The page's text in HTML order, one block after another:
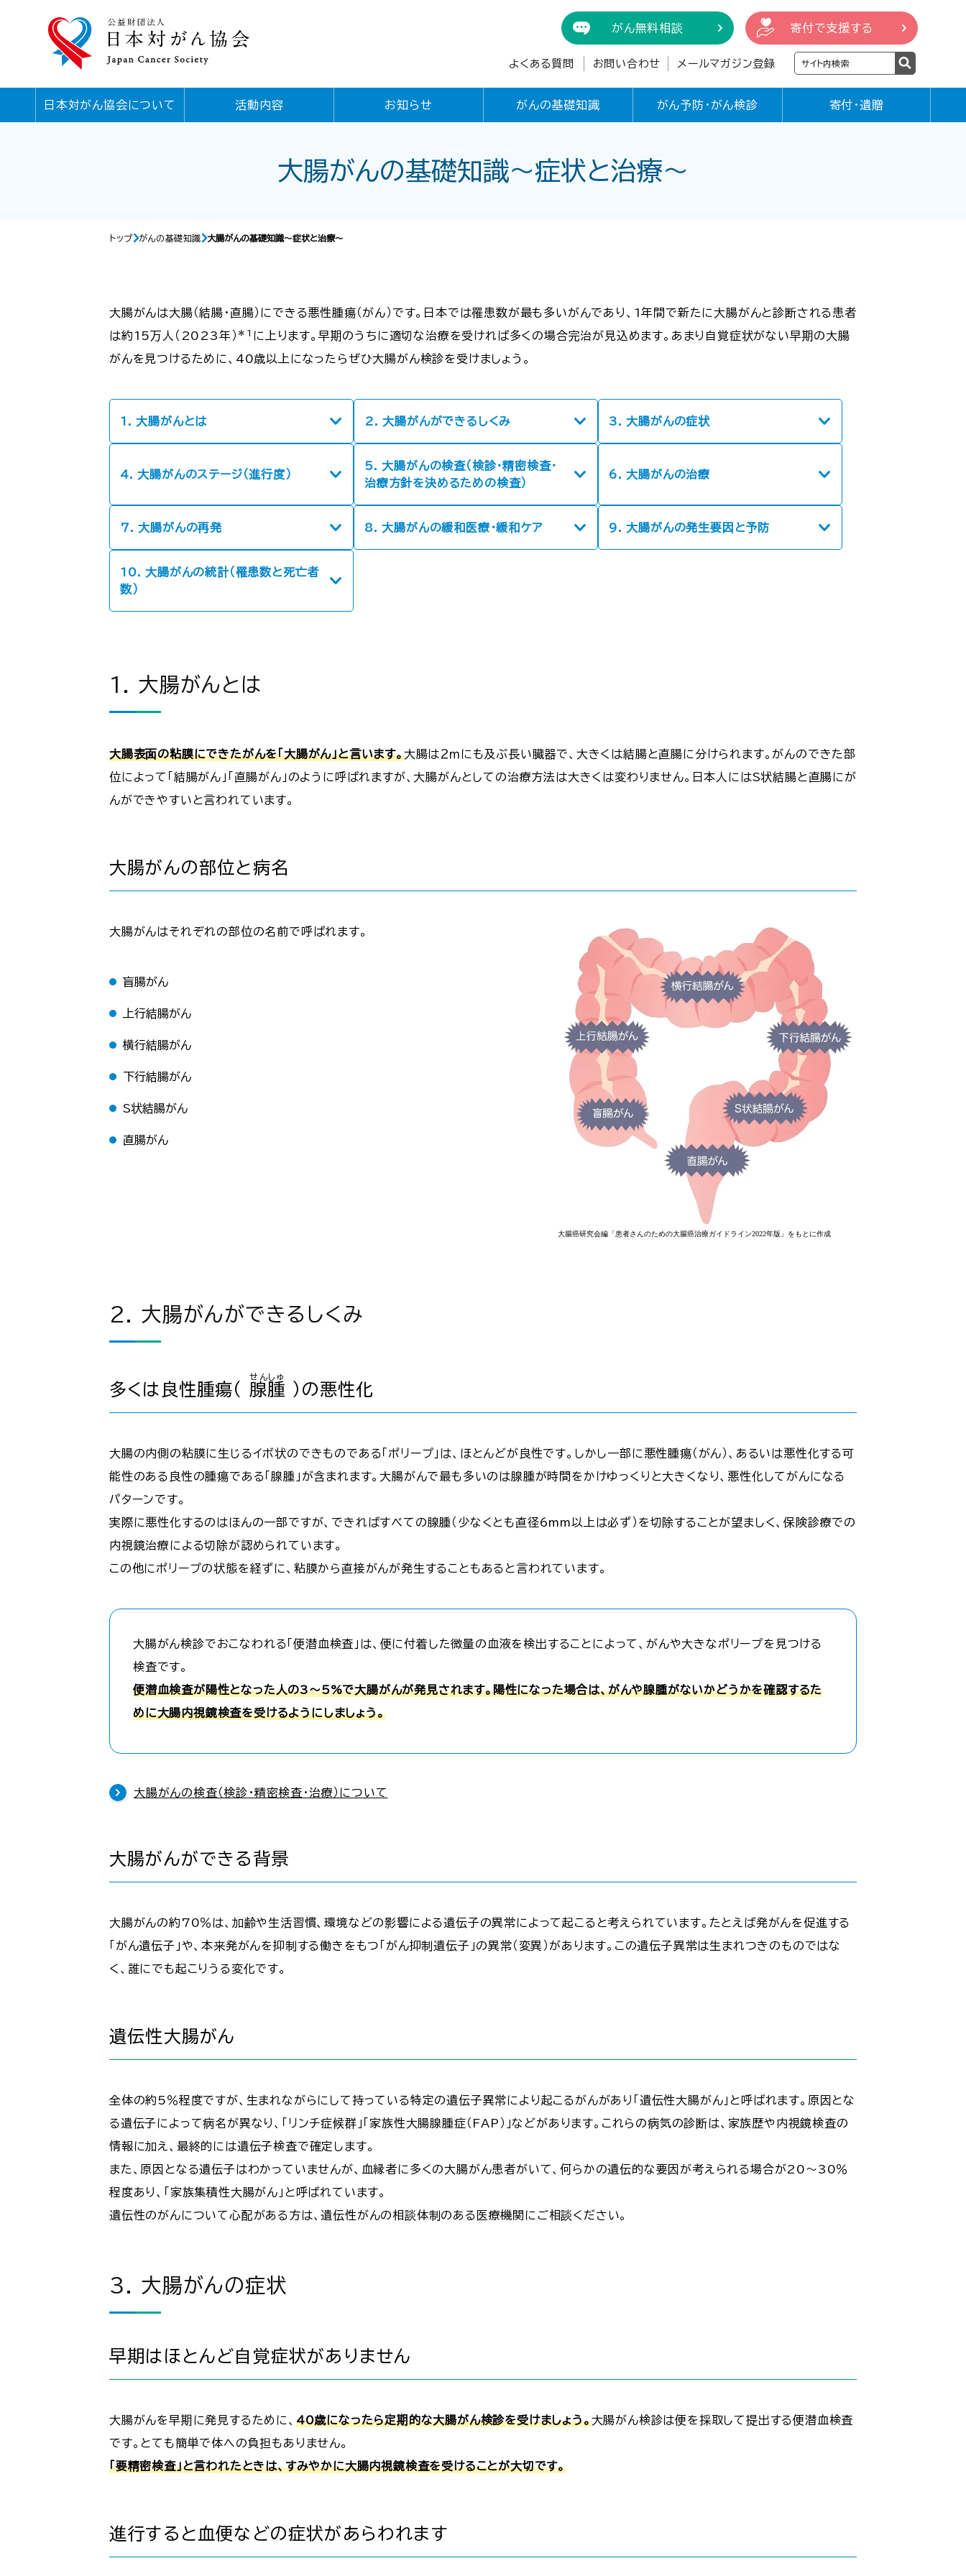
がん無料相談 寄付で支援する
よくある質問 お問い合わせ メールマガジン登録
日本対がん協会について 活動内容 お知らせ がんの基礎知識 がん予防・がん検診 寄付・遺贈
大腸がんの基礎知識〜症状と治療〜
トップ がんの基礎知識 大腸がんの基礎知識〜症状と治療〜
大腸がんは大腸（結腸・直腸）にできる悪性腫瘍（がん）です。日本では罹患数が最も多いがんであり、1年間で新たに大腸がんと診断される患者
は約15万人（2023年） ＊1 に上ります。早期のうちに適切な治療を受ければ多くの場合完治が見込めます。あまり自覚症状がない早期の大腸
がんを見つけるために、40歳以上になったらぜひ大腸がん検診を受けましょう。
1. 大腸がんとは 2. 大腸がんができるしくみ 3. 大腸がんの症状
4. 大腸がんのステージ（進行度）
5. 大腸がんの検査（検診・精密検査・
治療方針を決めるための検査）
6. 大腸がんの治療
7. 大腸がんの再発 8. 大腸がんの緩和医療・緩和ケア 9. 大腸がんの発生要因と予防
10. 大腸がんの統計（罹患数と死亡者
数）
1. 大腸がんとは
大腸表面の粘膜にできたがんを「大腸がん」と言います。大腸は２ｍにも及ぶ長い臓器で、大きくは結腸と直腸に分けられます。がんのできた部
位によって「結腸がん」「直腸がん」のように呼ばれますが、大腸がんとしての治療方法は大きくは変わりません。日本人にはS状結腸と直腸にが
んができやすいと言われています。
大腸がんの部位と病名
大腸癌研究会編「患者さんのための大腸癌治療ガイドライン2022年版」をもとに作成
大腸がんはそれぞれの部位の名前で呼ばれます。
盲腸がん
上行結腸がん
横行結腸がん
下行結腸がん
S状結腸がん
直腸がん
2. 大腸がんができるしくみ
多くは良性腫瘍（ 腺腫
せんしゅ
）の悪性化
大腸の内側の粘膜に生じるイボ状のできものである「ポリープ」は、ほとんどが良性です。しかし一部に悪性腫瘍（がん）、あるいは悪性化する可
能性のある良性の腫瘍である「腺腫」が含まれます。大腸がんで最も多いのは腺腫が時間をかけゆっくりと大きくなり、悪性化してがんになる
パターンです。
実際に悪性化するのはほんの一部ですが、できればすべての腺腫（少なくとも直径6mm以上は必ず）を切除することが望ましく、保険診療での
内視鏡治療による切除が認められています。
この他にポリープの状態を経ずに、粘膜から直接がんが発生することもあると言われています。
大腸がん検診でおこなわれる「便潜血検査」は、便に付着した微量の血液を検出することによって、がんや大きなポリープを見つける
検査です。
便潜血検査が陽性となった人の3～5%で大腸がんが発見されます。陽性になった場合は、がんや腺腫がないかどうかを確認するた
めに大腸内視鏡検査を受けるようにしましょう。
大腸がんの検査（検診・精密検査・治療）について
大腸がんができる背景
大腸がんの約70％は、加齢や生活習慣、環境などの影響による遺伝子の異常によって起こると考えられています。たとえば発がんを促進する
「がん遺伝子」や、本来発がんを抑制する働きをもつ「がん抑制遺伝子」の異常（変異）があります。この遺伝子異常は生まれつきのものではな
く、誰にでも起こりうる変化です。
遺伝性大腸がん
全体の約5％程度ですが、生まれながらにして持っている特定の遺伝子異常により起こるがんがあり「遺伝性大腸がん」と呼ばれます。原因とな
る遺伝子によって病名が異なり、「リンチ症候群」「家族性大腸腺腫症（FAP）」などがあります。これらの病気の診断は、家族歴や内視鏡検査の
情報に加え、最終的には遺伝子検査で確定します。
また、原因となる遺伝子はわかっていませんが、血縁者に多くの大腸がん患者がいて、何らかの遺伝的な要因が考えられる場合が20〜30％
程度あり、「家族集積性大腸がん」と呼ばれています。
遺伝性のがんについて心配がある方は、遺伝性がんの相談体制のある医療機関にご相談ください。
3. 大腸がんの症状
早期はほとんど自覚症状がありません
大腸がんを早期に発見するために、 40歳になったら定期的な大腸がん検診を受けましょう。大腸がん検診は便を採取して提出する便潜血検査
です。とても簡単で体への負担もありません。
「要精密検査」と言われたときは、すみやかに大腸内視鏡検査を受けることが大切です。
進行すると血便などの症状があらわれます